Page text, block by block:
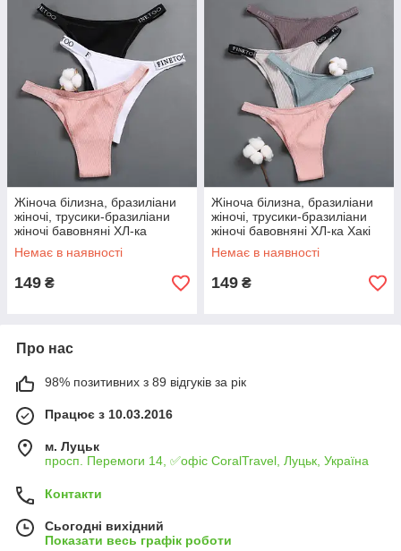
Жіноча білизна, бразиліани
жіночі, трусики-бразиліани
жіночі бавовняні ХЛ-ка
Чорний
Немає в наявності
149 ₴
Жіноча білизна, бразиліани
жіночі, трусики-бразиліани
жіночі бавовняні ХЛ-ка Хакі
Немає в наявності
149 ₴
Про нас
98% позитивних з 89 відгуків за рік
Працює з 10.03.2016
м. Луцьк
просп. Перемоги 14, ✅офіс CoralTravel, Луцьк, Україна
Контакти
Сьогодні вихідний
Показати весь графік роботи